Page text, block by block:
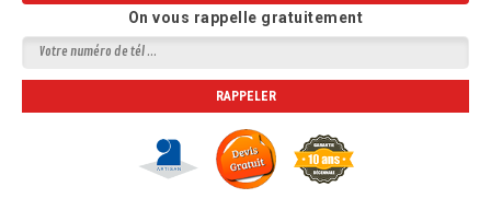
On vous rappelle gratuitement